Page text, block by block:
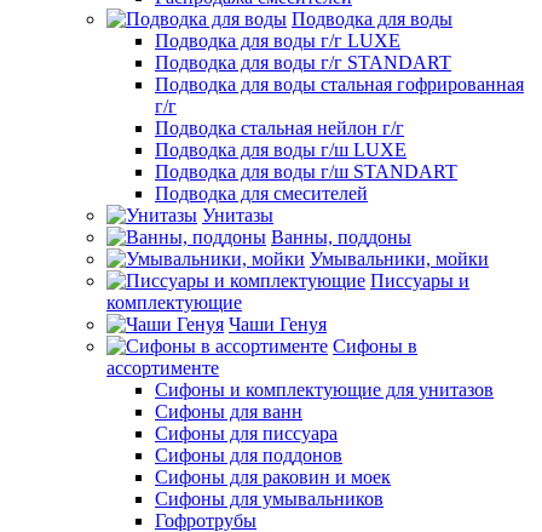
Подводка для воды
Подводка для воды г/г LUXE
Подводка для воды г/г STANDART
Подводка для воды стальная гофрированная
г/г
Подводка стальная нейлон г/г
Подводка для воды г/ш LUXE
Подводка для воды г/ш STANDART
Подводка для смесителей
Унитазы
Ванны, поддоны
Умывальники, мойки
Писсуары и
комплектующие
Чаши Генуя
Сифоны в
ассортименте
Сифоны и комплектующие для унитазов
Сифоны для ванн
Сифоны для писсуара
Сифоны для поддонов
Сифоны для раковин и моек
Сифоны для умывальников
Гофротрубы